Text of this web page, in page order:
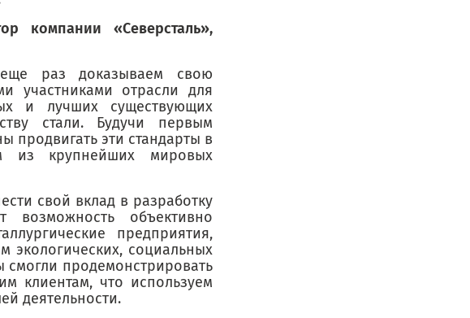
компании «Северсталь»,
раз доказываем свою
участниками отрасли для
и лучших существующих
стали. Будучи первым
продвигать эти стандарты в
из крупнейших мировых
свой вклад в разработку
возможность объективно
предприятия,
экологических, социальных
смогли продемонстрировать
клиентам, что используем
деятельности.